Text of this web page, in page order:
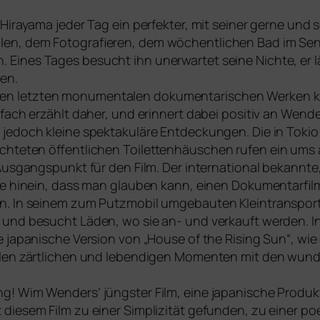
jeder Tag ein per­fek­ter, mit sei­ner ger­ne
dem Fotografieren, dem wöchent­li­chen Bad im
Eines Tages besucht ihn uner­war­tet sei­ne Nichte,
letz­ten monu­men­ta­len doku­men­ta­ri­schen Werken
erzählt daher, und erin­nert dabei posi­tiv an
klei­ne spek­ta­ku­lä­re Entdeckungen. Die in
öffent­li­chen Toilettenhäuschen rufen ein ums
für den Film. Der inter­na­tio­nal
hin­ein, dass man glau­ben kann, einen
In sei­nem zum Putzmobil umge­bau­ten
besucht Läden, wo sie an- und ver­kauft wer­den.
Version von „House of the Rising Sun“,
zärt­li­chen und leben­di­gen Momenten mit den
Wim Wenders’ jüngs­ter Film, eine japa­ni­sche
Film zu einer Simplizität gefun­den, zu einer